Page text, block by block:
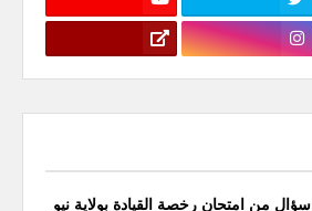
200 سؤال من امتحان رخصة القيادة بولاية نيو